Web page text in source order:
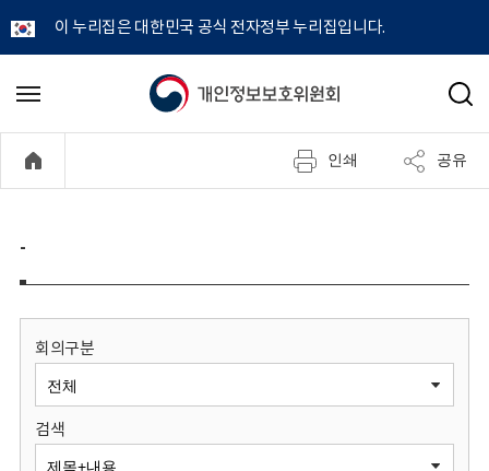
이 누리집은 대한민국 공식 전자정부 누리집입니다.
개
정
보
원
메
기
검
인쇄 공유
-
회의구분
검색